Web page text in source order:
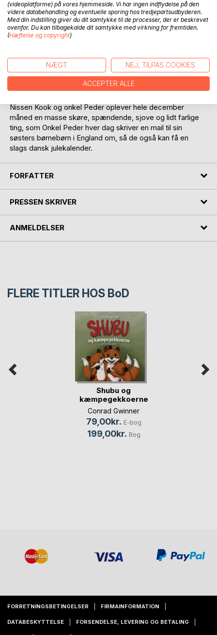
BESKRIVELSE
Årets sjoveste julekalender, om onkel Peder, der hver
december får besøg af en rigtig nisse, fordi onkel Peder
engang for mange år siden har været elev på en fin
trylleskole, men blev smidt ud, fordi han lavede for mange
Nissen Kook og onkel Peder oplever hele december
måned en masse skøre, spændende, sjove og lidt farlige
ting, som Onkel Peder hver dag skriver en mail til sin
søsters børnebørn i England om, så de også kan få en
slags dansk julekalender.
FORFATTER
PRESSEN SKRIVER
ANMELDELSER
FLERE TITLER HOS BoD
Shubu og
kæmpegekkoerne
Conrad Gwinner
79,00kr. E-bog
199,00kr. Bog
FORRETNINGSBETINGELSER FIRMAINFORMATION
DATABESKYTTELSE FORSENDELSE, LEVERING OG BETALING
(videoplatforme) på vores hjemmeside. Vi har ingen indflydelse på den
videre databehandling og eventuelle sporing hos tredjepartsudbyderen.
Med din indstilling giver du dit samtykke til de processer, der er beskrevet
ovenfor. Du kan tilbagekalde dit samtykke med virkning for fremtiden.
(Hæftelse og copyright)
NÆGT NEJ, TILPAS COOKIES
ACCEPTER ALLE